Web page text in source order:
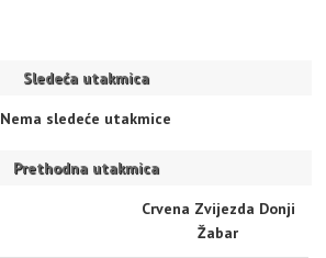
Sledeća utakmica
Nema sledeće utakmice
Prethodna utakmica
Crvena Zvijezda Donji
Žabar